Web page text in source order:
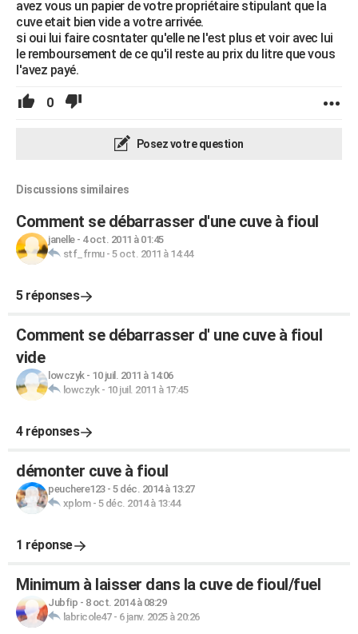
avez vous un papier de votre propriétaire stipulant que la
cuve etait bien vide a votre arrivée.
si oui lui faire cosntater qu'elle ne l'est plus et voir avec lui
le remboursement de ce qu'il reste au prix du litre que vous
l'avez payé.
0
Posez votre question
Discussions similaires
Comment se débarrasser d'une cuve à fioul
janelle- 4 oct. 2011 à 01:45
stf_frmu- 5 oct. 2011 à 14:44
5 réponses
Comment se débarrasser d' une cuve à fioul
vide
lowczyk- 10 juil. 2011 à 14:06
lowczyk- 10 juil. 2011 à 17:45
4 réponses
démonter cuve à fioul
peuchere123- 5 déc. 2014 à 13:27
xplom- 5 déc. 2014 à 13:44
1 réponse
Minimum à laisser dans la cuve de fioul/fuel
Jubfip - 8 oct. 2014 à 08:29
labricole47- 6 janv. 2025 à 20:26